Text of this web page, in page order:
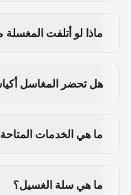
ماذا لو أتلفت
هل تحضر المغاسل
ما هي الخدمات
ما هي سلة الغسيل؟